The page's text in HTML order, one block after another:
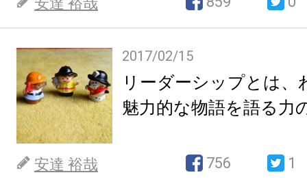
2017/02/15
リーダーシップとは、
魅力的な物語を語る力
安達 裕哉 756 1